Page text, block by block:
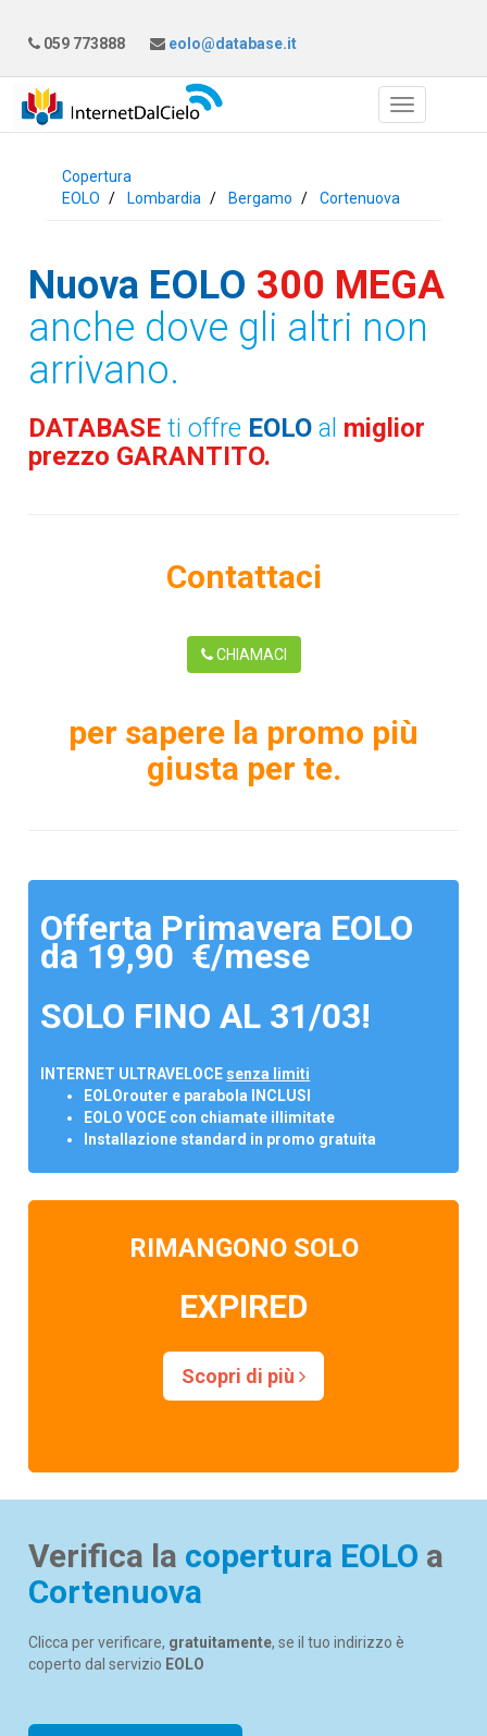
059 773888 eolo@database.it
Copertura
EOLO
Lombardia Bergamo Cortenuova
Nuova EOLO 300 MEGA
anche dove gli altri non
arrivano.
DATABASEti offre EOLO al miglior
prezzo GARANTITO.
Contattaci
CHIAMACI
per sapere la promo più
giusta per te.
Offerta Primavera EOLO
da 19,90 €/mese
SOLO FINO AL 31/03!
INTERNET ULTRAVELOCE senza limiti
EOLOrouter e parabola INCLUSI
EOLO VOCE con chiamate illimitate
Installazione standard in promo gratuita
RIMANGONO SOLO
EXPIRED
Scopri di più
Verifica la copertura EOLO a
Cortenuova
Clicca per verificare, gratuitamente, se il tuo indirizzo è
coperto dal servizio EOLO